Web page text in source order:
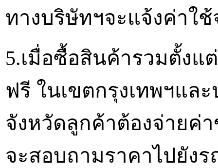
ทางบริษัทฯจะแจ้งค่าใ
5.เมื่อซื้อสินค้ารวมตั้งแ
ฟรี ในเขตกรุงเทพฯแ
จังหวัดลูกค้าต้องจ่ายค่
จะสอบถามราคาไปยังร